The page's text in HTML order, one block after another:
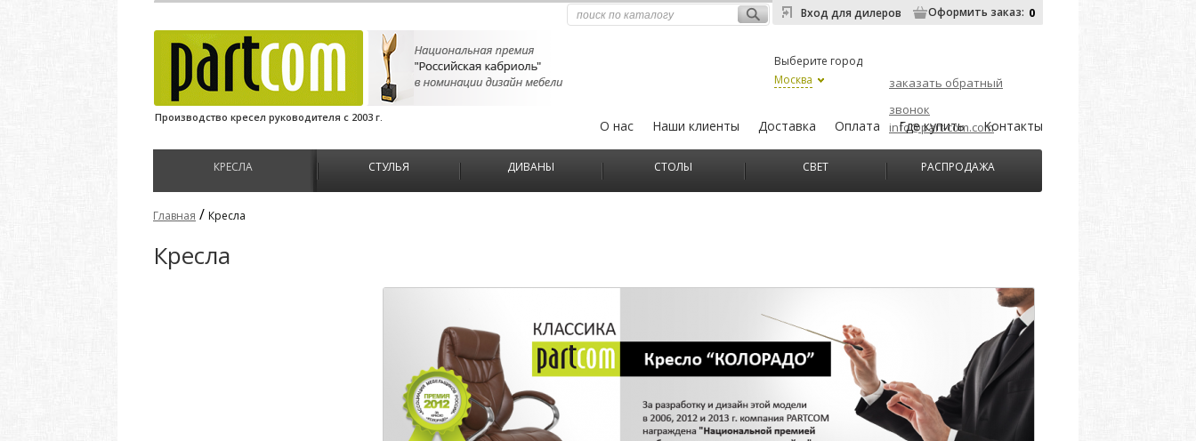
Производство кресел руководителя с 2003 г.
Вход для дилеров Оформить заказ: 0
Выберите город
Москва
заказать обратный
звонок
info@part-com.com
О нас Наши клиенты Доставка Оплата Где купить Контакты
КРЕСЛА СТУЛЬЯ ДИВАНЫ СТОЛЫ СВЕТ РАСПРОДАЖА
Главная / Кресла
Кресла